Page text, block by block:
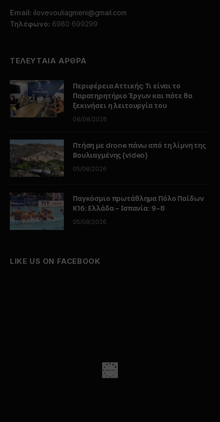
Email: ilovevouliagmeni@gmail.com
Τηλέφωνο: 6980 699299
ΤΕΛΕΥΤΑΙΑ ΑΡΘΡΑ
Περιφέρεια Αττικής: Τι είναι το
Παρατηρητήριο Έργων και πότε θα
ξεκινήσει η λειτουργία του
06/08/2026
Πτήση με drone πάνω από τη λίμνη της
Βουλιαγμένης (video)
05/08/2026
Παγκόσμιο πρωτάθλημα Πόλο Παίδων
Κ16: Ελλάδα – Ισπανία: 9-8
05/08/2026
LIKE US ON FACEBOOK